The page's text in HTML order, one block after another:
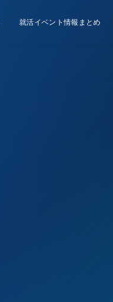
就活イベント情報まとめ
Events